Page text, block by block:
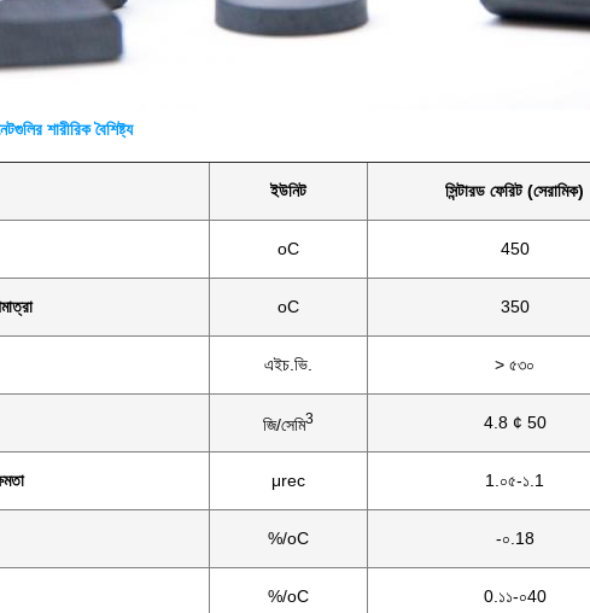
শারীরিক বৈশিষ্ট্য
ইউনিট সিন্টারড ফেরিট (সেরামিক)
oC 450
oC 350
এইচ.ভি. > ৫৩০
জি/সেমি3 4.8 ¢ 50
μrec 1.০৫-১.1
%/oC -০.18
%/oC 0.১১-০40